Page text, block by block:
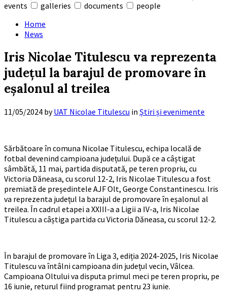
events
galleries documents people
search
Home
News
Iris Nicolae Titulescu va reprezenta
județul la barajul de promovare în
eșalonul al treilea
11/05/2024 byUAT Nicolae Titulescu in Știri și evenimente
Sărbătoare în comuna Nicolae Titulescu, echipa locală de
fotbal devenind campioana județului. După ce a câștigat
sâmbătă, 11 mai, partida disputată, pe teren propriu, cu
Victoria Dăneasa, cu scorul 12-2, Iris Nicolae Titulescu a fost
premiată de președintele AJF Olt, George Constantinescu. Iris
va reprezenta județul la barajul de promovare în eșalonul al
treilea. În cadrul etapei a XXIII-a a Ligii a IV-a, Iris Nicolae
Titulescu a câștiga partida cu Victoria Dăneasa, cu scorul 12-2.
În barajul de promovare în Liga 3, ediția 2024-2025, Iris Nicolae
Titulescu va întâlni campioana din județul vecin, Vâlcea.
Campioana Oltului va disputa primul meci pe teren propriu, pe
16 iunie, returul fiind programat pentru 23 iunie.